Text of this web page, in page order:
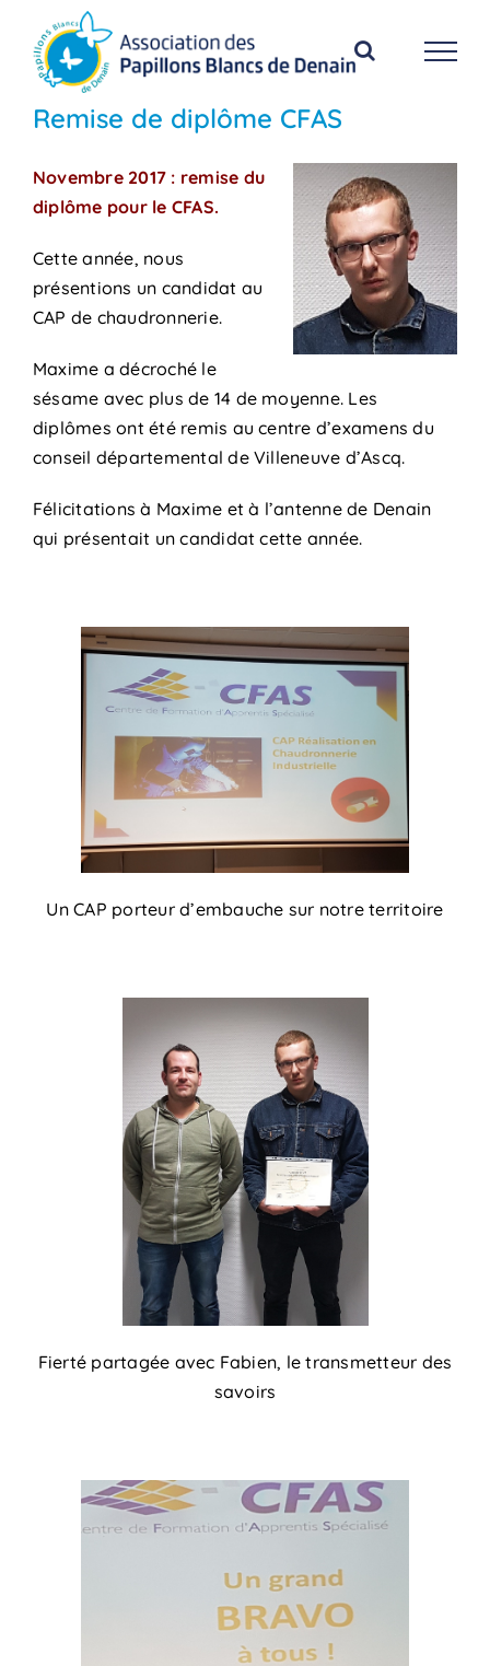
contenu
Remise de diplôme CFAS
Novembre 2017 : remise du
diplôme pour le CFAS.
Cette année, nous
présentions un candidat au
CAP de chaudronnerie.
Maxime a décroché le
sésame avec plus de 14 de moyenne. Les
diplômes ont été remis au centre d’examens du
conseil départemental de Villeneuve d’Ascq.
Félicitations à Maxime et à l’antenne de Denain
qui présentait un candidat cette année.
Un CAP porteur d’embauche sur notre territoire
Fierté partagée avec Fabien, le transmetteur des
savoirs